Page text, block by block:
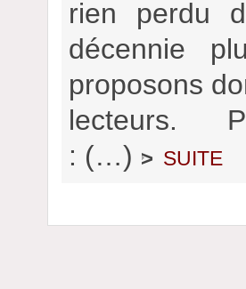
rien perdu
décennie
proposons
lecteurs.
: (…) > suite